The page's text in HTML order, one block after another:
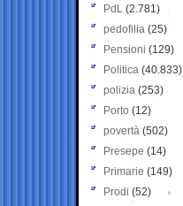
PdL (2.781)
pedofilia (25)
Pensioni (129)
Politica (40.833)
polizia (253)
Porto (12)
povertà (502)
Presepe (14)
Primarie (149)
Prodi (52)